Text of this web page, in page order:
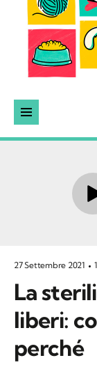
27 Settembre 2021
La
liberi:
perché